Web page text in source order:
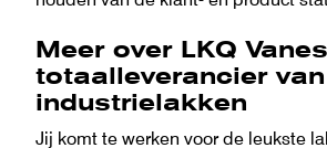
Meer over LKQ
totaalleverancier
industrielakken
Jij komt te werken voor de leukste